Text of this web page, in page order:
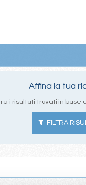
Affina la tua
i risultati trovati in base
FILTRA